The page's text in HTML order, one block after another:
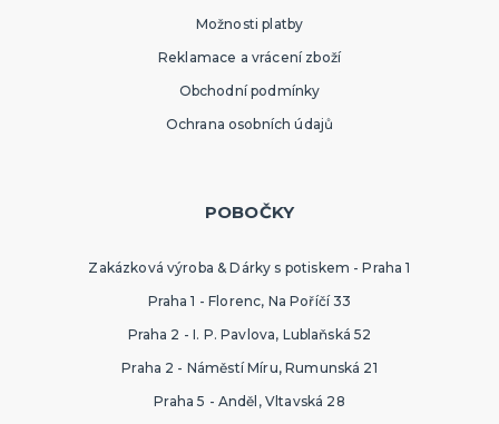
Možnosti platby
Reklamace a vrácení zboží
Obchodní podmínky
Ochrana osobních údajů
POBOČKY
Zakázková výroba & Dárky s potiskem - Praha 1
Praha 1 - Florenc, Na Poříčí 33
Praha 2 - I. P. Pavlova, Lublaňská 52
Praha 2 - Náměstí Míru, Rumunská 21
Praha 5 - Anděl, Vltavská 28